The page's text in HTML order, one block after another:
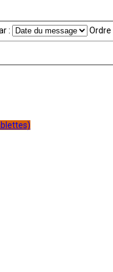
: Ordre